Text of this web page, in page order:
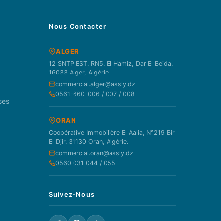
Nous Contacter
ALGER
12 SNTP EST. RN5. El Hamiz, Dar El Beida.
16033 Alger, Algérie.
commercial.alger@assly.dz
0561-660-006 / 007 / 008
ORAN
Coopérative Immobilière El Aalia, N°219 Bir
El Djir. 31130 Oran, Algérie.
commercial.oran@assly.dz
0560 031 044 / 055
Suivez-Nous